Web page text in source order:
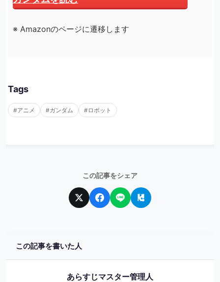
※ Amazonのページに遷移します
Tags
#アニメ #ガンダム #ロボット
この記事をシェア
この記事を書いた人
あらすじマスター管理人